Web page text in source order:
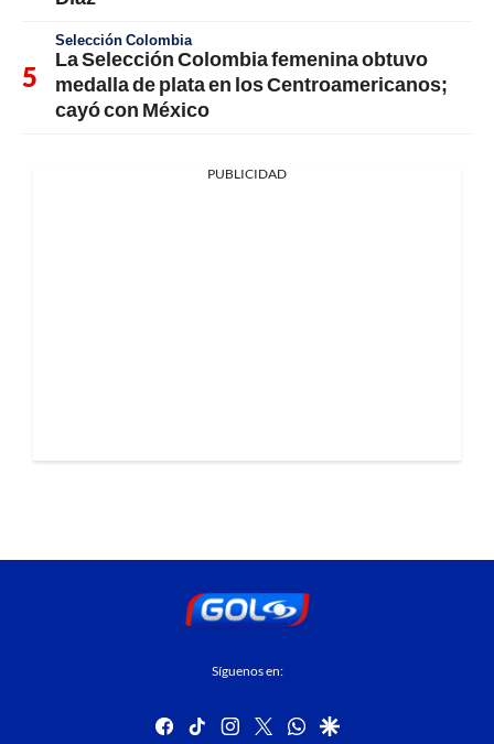
Selección Colombia
La Selección Colombia femenina obtuvo
medalla de plata en los Centroamericanos;
cayó con México
PUBLICIDAD
Síguenos en:
facebook
tiktok instagram
twitterwhatsapp
google